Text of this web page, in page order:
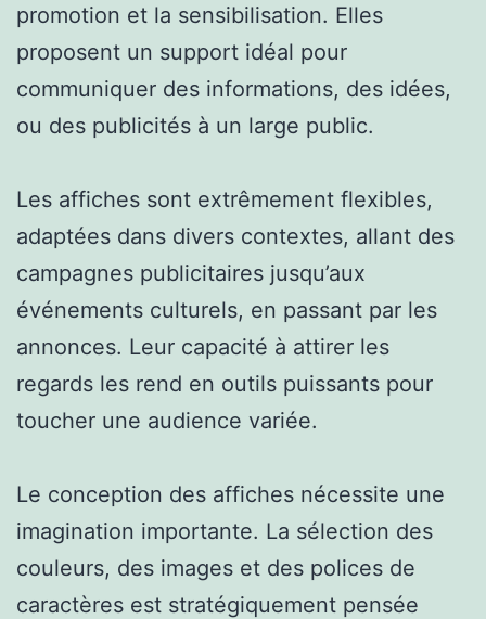
promotion et la sensibilisation. Elles
proposent un support idéal pour
communiquer des informations, des idées,
ou des publicités à un large public.
Les affiches sont extrêmement flexibles,
adaptées dans divers contextes, allant des
campagnes publicitaires jusqu’aux
événements culturels, en passant par les
annonces. Leur capacité à attirer les
regards les rend en outils puissants pour
toucher une audience variée.
Le conception des affiches nécessite une
imagination importante. La sélection des
couleurs, des images et des polices de
caractères est stratégiquement pensée